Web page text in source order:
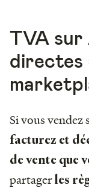
TVA sur
directes
Si vous vendez
facturez et
de vente que
partagerles